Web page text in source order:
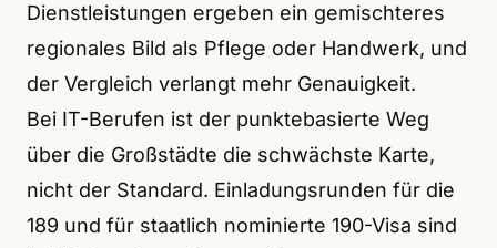
Dienstleistungen ergeben ein gemischteres
regionales Bild als Pflege oder Handwerk, und
der Vergleich verlangt mehr Genauigkeit.
Bei IT-Berufen ist der punktebasierte Weg
über die Großstädte die schwächste Karte,
nicht der Standard. Einladungsrunden für die
189 und für staatlich nominierte 190-Visa sind